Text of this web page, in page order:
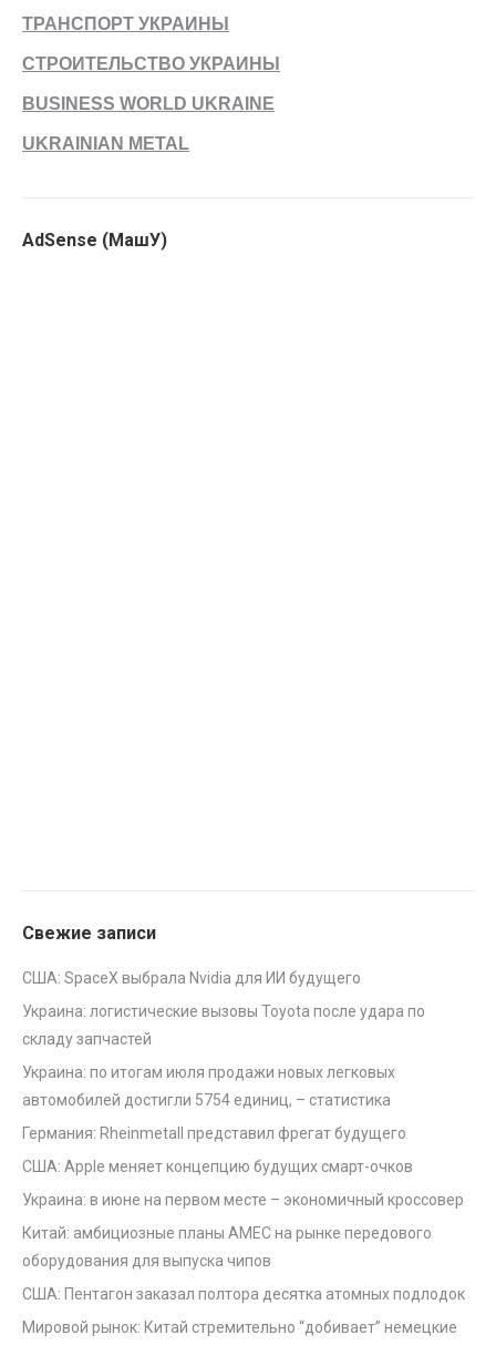
ТРАНСПОРТ УКРАИНЫ
СТРОИТЕЛЬСТВО УКРАИНЫ
BUSINESS WORLD UKRAINE
UKRAINIAN METAL
AdSense (МашУ)
Свежие записи
США: SpaceX выбрала Nvidia для ИИ будущего
Украина: логистические вызовы Toyota после удара по
складу запчастей
Украина: по итогам июля продажи новых легковых
автомобилей достигли 5754 единиц, – статистика
Германия: Rheinmetall представил фрегат будущего
США: Apple меняет концепцию будущих смарт-очков
Украина: в июне на первом месте – экономичный кроссовер
Китай: амбициозные планы AMEC на рынке передового
оборудования для выпуска чипов
США: Пентагон заказал полтора десятка атомных подлодок
Мировой рынок: Китай стремительно “добивает” немецкие